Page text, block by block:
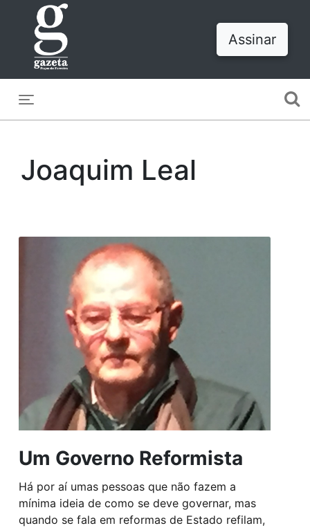
Assinar
Joaquim Leal
Um Governo Reformista
Há por aí umas pessoas que não fazem a
mínima ideia de como se deve governar, mas
quando se fala em reformas de Estado refilam,